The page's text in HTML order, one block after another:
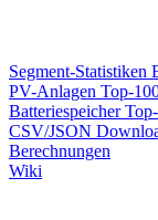
Segment-Statistiken
PV-Anlagen Top-
Batteriespeicher
CSV/JSON
Berechnungen
Wiki